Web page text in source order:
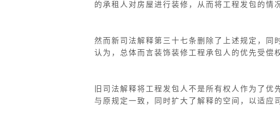
的承租人对房屋进行装修，从而将工程发包的情
然而新司法解释第三十七条删除了上述规定，同
认为，总体而言装饰装修工程承包人的优先受偿
旧司法解释将工程发包人不是所有权人作为了
与原规定一致，同时扩大了解释的空间，以适应